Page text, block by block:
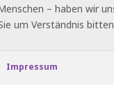
– haben wir
um Verständnis
Impressum